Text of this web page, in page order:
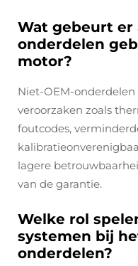
Wat gebeurt er
onderdelen
motor?
Niet-OEM-
veroorzaken zoals
foutcodes,
lagere
van de garantie.
Welke rol
systemen bij
onderdelen?